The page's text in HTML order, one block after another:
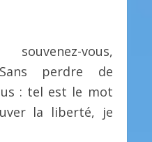
vous,
perdre de
: tel est le mot
la liberté, je